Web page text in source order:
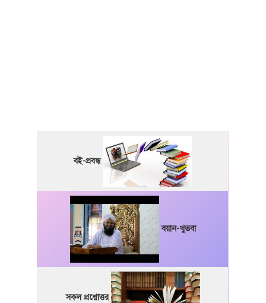
বই-প্রবন্ধ
বয়ান-খুতবা
সকল প্রশ্নোত্তর